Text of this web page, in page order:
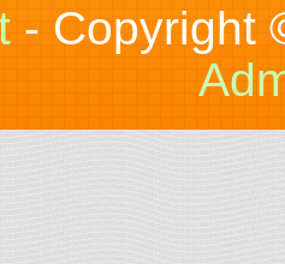
- Copyright